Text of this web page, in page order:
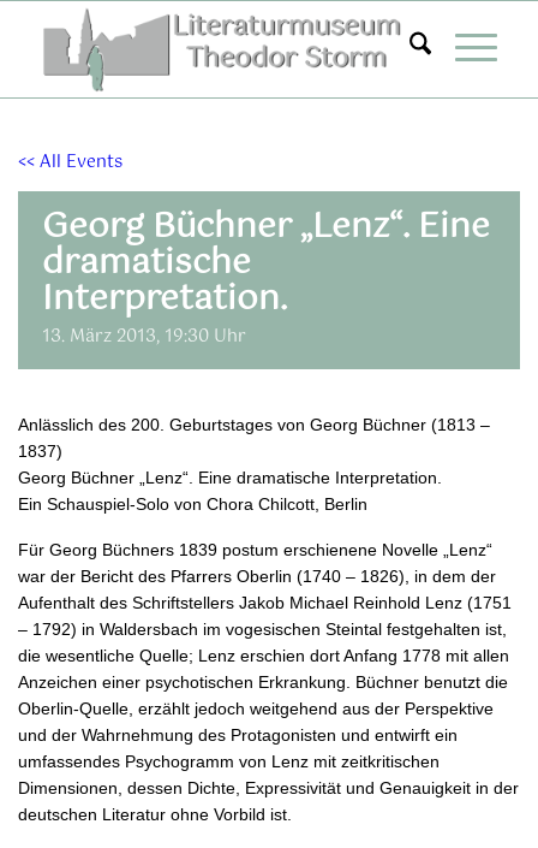
springen
<< All Events
Georg Büchner „Lenz“. Eine
dramatische
Interpretation.
13. März 2013, 19:30 Uhr
Anlässlich des 200. Geburtstages von Georg Büchner (1813 –
1837)
Georg Büchner „Lenz“. Eine dramatische Interpretation.
Ein Schauspiel-Solo von Chora Chilcott, Berlin
Für Georg Büchners 1839 postum erschienene Novelle „Lenz“
war der Bericht des Pfarrers Oberlin (1740 – 1826), in dem der
Aufenthalt des Schriftstellers Jakob Michael Reinhold Lenz (1751
– 1792) in Waldersbach im vogesischen Steintal festgehalten ist,
die wesentliche Quelle; Lenz erschien dort Anfang 1778 mit allen
Anzeichen einer psychotischen Erkrankung. Büchner benutzt die
Oberlin-Quelle, erzählt jedoch weitgehend aus der Perspektive
und der Wahrnehmung des Protagonisten und entwirft ein
umfassendes Psychogramm von Lenz mit zeitkritischen
Dimensionen, dessen Dichte, Expressivität und Genauigkeit in der
deutschen Literatur ohne Vorbild ist.